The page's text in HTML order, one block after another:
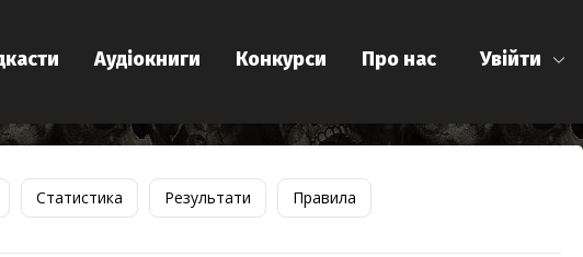
Увійти
Аудіокниги Конкурси Про нас
Статистика Результати Правила